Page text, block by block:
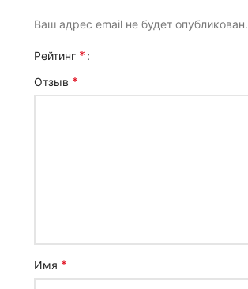
Ваш адрес email не будет опубликован.
Рейтинг *
Отзыв *
Имя *